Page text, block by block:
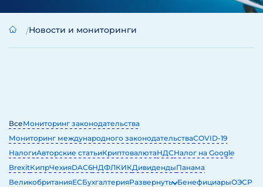
Новости и мониторинги
ВсеМониторинг законодательства
Мониторинг международного законодательстваCOVID-19
НалогиАвторские статьиКриптовалютаНДСНалог на Google
BrexitКипрЧехияDAC6НДФЛКИКДивидендыПанама
ВеликобританияЕСБухгалтерияРазвернуть БенефициарыОЭСР